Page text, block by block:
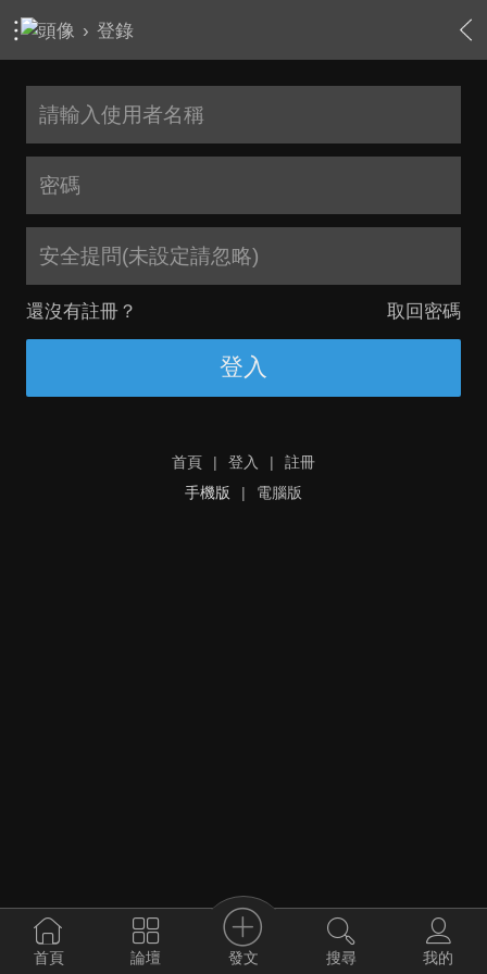
› 登錄
安全提問(未設定請忽略)
還沒有註冊？ 取回密碼
登入
首頁 | 登入 |
註冊
手機版
| 電腦版
首頁 論壇 發文 搜尋 我的